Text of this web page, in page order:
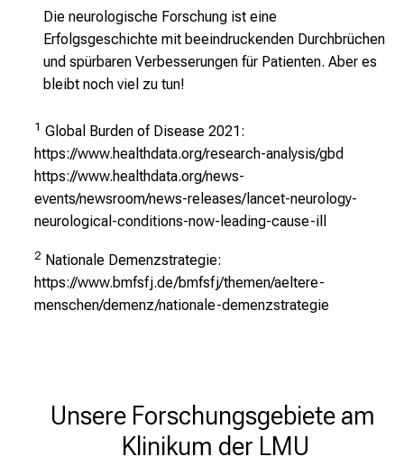
Die neurologische Forschung ist eine
Erfolgsgeschichte mit beeindruckenden Durchbrüchen
und spürbaren Verbesserungen für Patienten. Aber es
bleibt noch viel zu tun!
1 Global Burden of Disease 2021:
https://www.healthdata.org/research-analysis/gbd
https://www.healthdata.org/news-
events/newsroom/news-releases/lancet-neurology-
neurological-conditions-now-leading-cause-ill
2 Nationale Demenzstrategie:
https://www.bmfsfj.de/bmfsfj/themen/aeltere-
menschen/demenz/nationale-demenzstrategie
Unsere Forschungsgebiete am
Klinikum der LMU